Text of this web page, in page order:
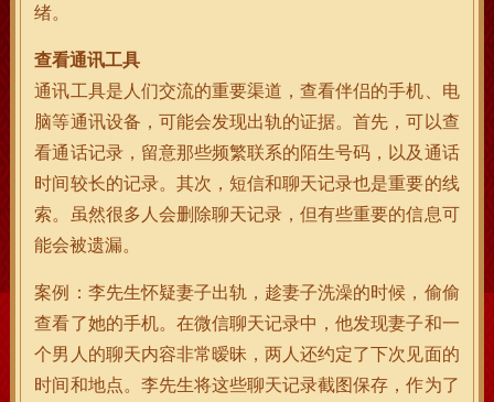
绪。
查看通讯工具
通讯工具是人们交流的重要渠道，查看伴侣的手机、电
脑等通讯设备，可能会发现出轨的证据。首先，可以查
看通话记录，留意那些频繁联系的陌生号码，以及通话
时间较长的记录。其次，短信和聊天记录也是重要的线
索。虽然很多人会删除聊天记录，但有些重要的信息可
能会被遗漏。
案例：李先生怀疑妻子出轨，趁妻子洗澡的时候，偷偷
查看了她的手机。在微信聊天记录中，他发现妻子和一
个男人的聊天内容非常暧昧，两人还约定了下次见面的
时间和地点。李先生将这些聊天记录截图保存，作为了